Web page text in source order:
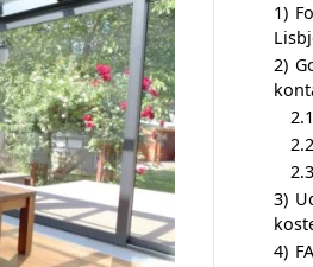
1)
2)
3)
4)